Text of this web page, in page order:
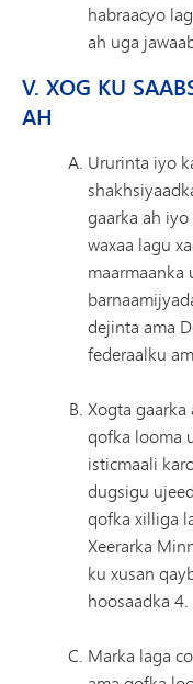
habraacyo
ah uga
V. XOG KU
AH
Ururinta iyo
gaarka ah
waxaa lagu
maarmaanka
dejinta ama
federaalku
Xogta gaarka
qofka looma
isticmaali
dugsigu
qofka xilliga
Xeerarka
ku xusan
hoosaadka 4.
Marka laga